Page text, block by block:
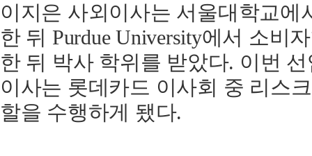
이지은 사외이사는 서울대학교에
한 뒤 Purdue University에서 소비
한 뒤 박사 학위를 받았다. 이번
이사는 롯데카드 이사회 중 리스
할을 수행하게 됐다.